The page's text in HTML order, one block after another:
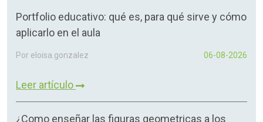
Portfolio educativo: qué es, para qué sirve y cómo
aplicarlo en el aula
Por eloisa.gonzalez 06-08-2026
Leer artículo
¿Como enseñar las figuras geometricas a los